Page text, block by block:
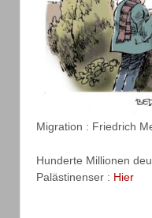
Migration : Friedrich
Hunderte Millionen
Palästinenser : Hier